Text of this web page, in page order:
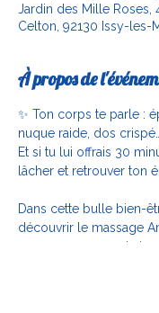
Jardin des Mille Roses,
Celton, 92130 Issy-les-
À propos de
✨ Ton corps te parle :
nuque raide, dos crispé…
Et si tu lui offrais 30
lâcher et retrouver ton
Dans cette bulle bien-
découvrir le massage
-un massage sur